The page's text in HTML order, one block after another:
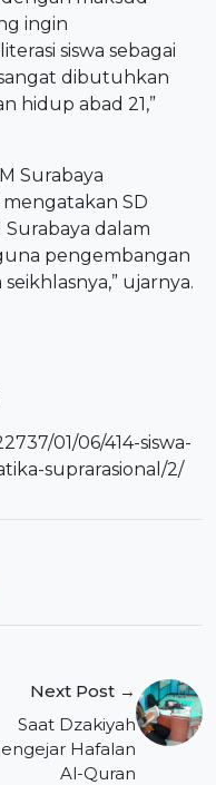
ingin
siswa sebagai
dibutuhkan
hidup abad 21,”
Surabaya
SD
Surabaya dalam
pengembangan
ujarnya.
01/06/414-siswa-
suprarasional/2/
Next Post →
Saat Dzakiyah
Hafalan
Al-Quran